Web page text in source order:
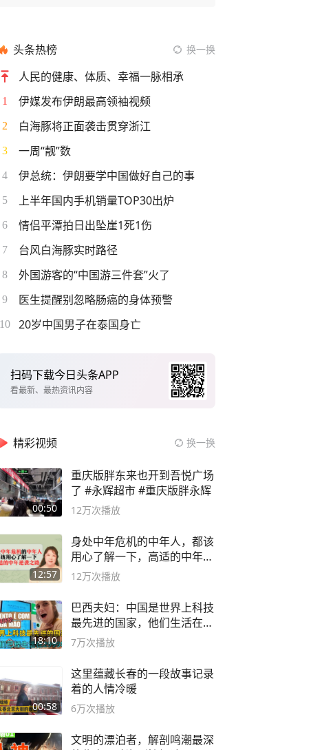
头条热榜 换一换
人民的健康、体质、幸福一脉相承
1 伊媒发布伊朗最高领袖视频
2 白海豚将正面袭击贯穿浙江
3 一周“靓”数
4 伊总统：伊朗要学中国做好自己的事
5 上半年国内手机销量TOP30出炉
6 情侣平潭拍日出坠崖1死1伤
7 台风白海豚实时路径
8 外国游客的“中国游三件套”火了
9 医生提醒别忽略肠癌的身体预警
10 20岁中国男子在泰国身亡
扫码下载今日头条APP
看最新、最热资讯内容
精彩视频 换一换
00:50
重庆版胖东来也开到吾悦广场
了 #永辉超市 #重庆版胖永辉
12万次播放
12:57
身处中年危机的中年人，都该
用心了解一下，高适的中年逆
袭之路
12万次播放
18:10
巴西夫妇：中国是世界上科技
最先进的国家，他们生活在
2999年
7万次播放
00:58
这里蕴藏长春的一段故事记录
着的人情冷暖
6万次播放
文明的漂泊者，解剖鸣潮最深